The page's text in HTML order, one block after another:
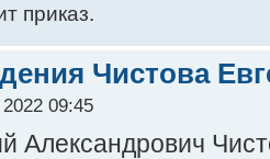
приказ.
Чистова
09:45
Александрович